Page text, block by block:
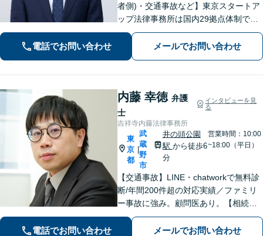
者側)・交通事故など】東京スタートア
ップ法律事務所は国内29拠点体制で全
国対応！【ご自宅からの電話相談にも
対応(法律相談は完全予約制)】各分野で
専門性の高い弁護士が寄り添い解決を
電話でお問い合わせ メールでお問い合わせ
内藤 幸徳 弁護
士
インタビューを見
る
吉祥寺内藤法律事務所
東
京
都
武
蔵
野
市
井の頭公園
駅 から徒歩6
分
営業時間：10:00
~18:00（平日）
【交通事故】LINE・chatworkで無料診
断/年間200件超の対応実績／ファミリ
ー事故に強み。顧問医あり。【相続問
題】遺産分割協議から訴訟、生前の相
続対策まで実績多数【医療機関】労務
電話でお問い合わせ メールでお問い合わせ